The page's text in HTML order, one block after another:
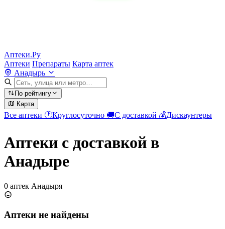
Аптеки.Ру
Аптеки Препараты Карта аптек
Анадырь
По рейтингу
Карта
Все аптеки 🕐Круглосуточно 🚚С доставкой 💰Дискаунтеры
Аптеки с доставкой в
Анадыре
0 аптек Анадыря
Аптеки не найдены